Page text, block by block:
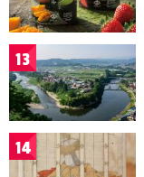
13
14